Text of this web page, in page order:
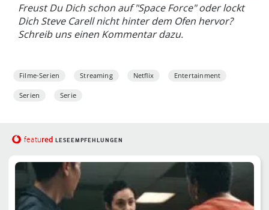
Freust Du Dich schon auf "Space Force" oder lockt
Dich Steve Carell nicht hinter dem Ofen hervor?
Schreib uns einen Kommentar dazu.
Filme-Serien Streaming Netflix Entertainment
Serien Serie
featured LESEEMPFEHLUNGEN